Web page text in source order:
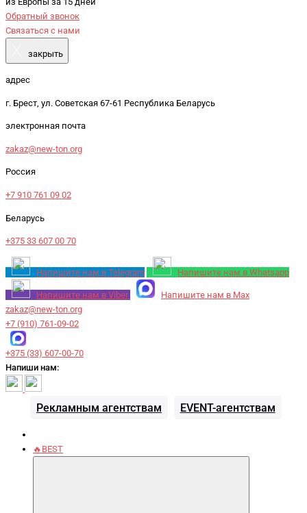
Обратный звонок
Связаться с нами
закрыть
адрес
г. Брест, ул. Советская 67-61 Республика Беларусь
электронная почта
zakaz@new-ton.org
Россия
+7 910 761 09 02
Беларусь
+375 33 607 00 70
Напишите нам в Telegram Напишите нам в Whatsapp
Напишите нам в Viber
Напишите нам в Max
zakaz@new-ton.org
+7 (910) 761-09-02
+375 (33) 607-00-70
Напиши нам:
Рекламным агентствам EVENT-агентствам
🔥BEST